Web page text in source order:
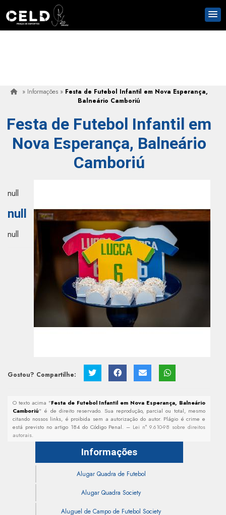
» Informações » Festa de Futebol Infantil em Nova Esperança,
Balneário Camboriú
Festa de Futebol Infantil em
Nova Esperança, Balneário
Camboriú
null
null
null
Gostou? Compartilhe:
O texto acima "Festa de Futebol Infantil em Nova Esperança, Balneário
Camboriú" é de direito reservado. Sua reprodução, parcial ou total, mesmo
citando nossos links, é proibida sem a autorização do autor. Plágio é crime e
está previsto no artigo 184 do Código Penal. – Lei n° 9.610-98 sobre direitos
autorais.
Informações
Alugar Quadra de Futebol
Alugar Quadra Society
Aluguel de Campo de Futebol Society